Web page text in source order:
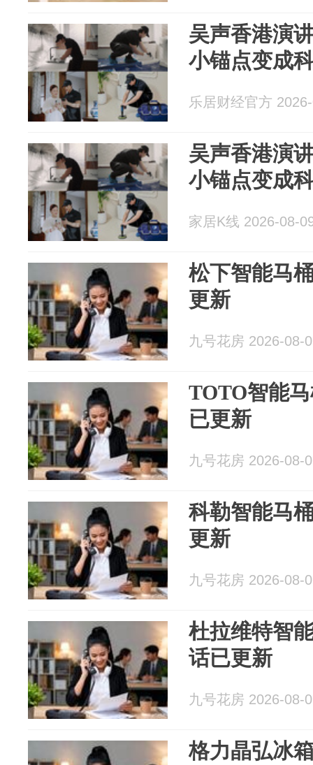
吴声香港演
小锚点变成
乐居财经官方
吴声香港演
小锚点变成
家居K线 2026-08-
松下智能马
更新
九号花房 2026-08-
TOTO智能
已更新
九号花房 2026-08-
科勒智能马
更新
九号花房 2026-08-
杜拉维特智
话已更新
九号花房 2026-08-
格力晶弘冰